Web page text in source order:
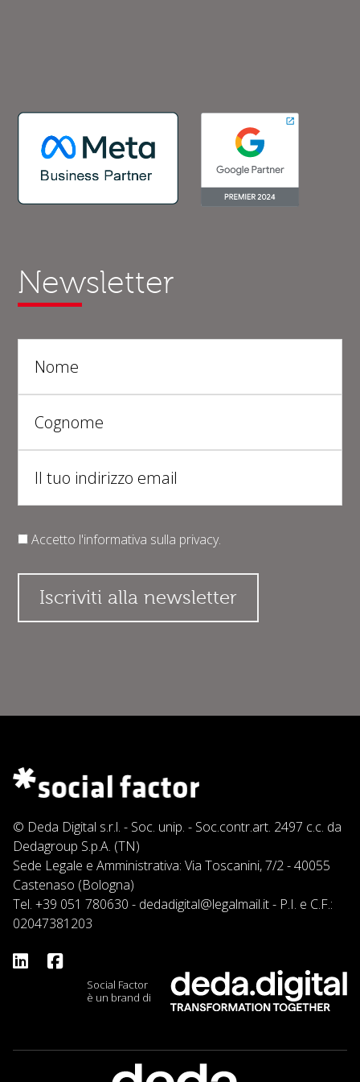
Newsletter
Accetto l'informativa sulla privacy.
© Deda Digital s.r.l. - Soc. unip. - Soc.contr.art. 2497 c.c. da
Dedagroup S.p.A. (TN)
Sede Legale e Amministrativa: Via Toscanini, 7/2 - 40055
Castenaso (Bologna)
Tel. +39 051 780630 - dedadigital@legalmail.it- P.I. e C.F.:
02047381203
Social Factor
è un brand di